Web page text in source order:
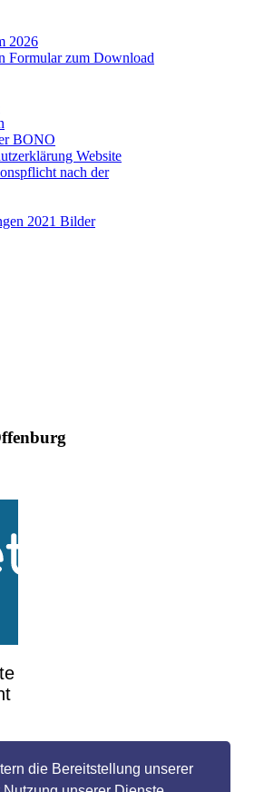
die Bereitstellung unserer
2026
Formular zum Download
BONO
Website
nach der
2021 Bilder